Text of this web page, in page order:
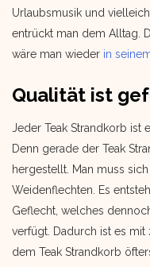
Urlaubsmusik und
entrückt man dem Alltag.
wäre man wieder in
Qualität ist
Jeder Teak Strandkorb ist
Denn gerade der Teak
hergestellt. Man muss
Weidenflechten. Es
Geflecht, welches
verfügt. Dadurch ist es mit
dem Teak Strandkorb